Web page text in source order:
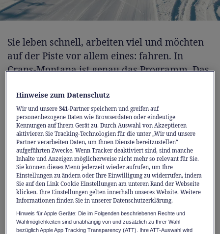
Sie leben schnell, arbeiten viel und möchten
auf der Piste vor allem eines: fahren. In
Crans-Montanaist genau das Programm. Das
die Pisten sind top präpariert. Wer noch
einen Gang höher schalten will, bucht die
FastLane an den Bahnen – und ist schneller
wieder dort, wo’s Spass macht: auf der
nächsten Abfahrt. Von 1'500 bis 3'000 Meter
Höhe, am Fuss des Plaine-Morte-Gletschers,
finden Sie Pisten für jeden Stil und jedes
Level. Kurz: Hier wird aus Leistung
Vergnügen – und aus dem Skitag ein richtig
guter Flow-Tag.
Hinweise zum Datenschutz
Wir und unsere341-Partner speichern und greifen auf
personenbezogene Daten wie Browserdaten oder eindeutige
Kennungen auf Ihrem Gerät zu. Durch Auswahl von Akzeptieren
aktivieren Sie Tracking-Technologien für die unter „Wir und unsere
Partner verarbeiten Daten, um Ihnen Dienste bereitzustellen“
aufgeführten Zwecke. Wenn Tracker deaktiviert sind, sind manche
Inhalte und Anzeigen möglicherweise nicht mehr so relevant für Sie.
Sie können dieses Menü jederzeit wieder aufrufen, um Ihre
Einstellungen zu ändern oder Ihre Einwilligung zu widerrufen, indem
Sie auf den Link Cookie Einstellungen am unteren Rand der Webseite
klicken. Ihre Einstellungen gelten innerhalb unseres Website. Weitere
Informationen finden Sie in unserer Datenschutzerklärung.
Hinweis für Apple Geräte: Die im Folgenden beschriebenen Rechte und
Wahlmöglichkeiten sind unabhängig von und zusätzlich zu Ihrer Wahl
bezüglich Apple App Tracking Transparency (ATT). Ihre ATT-Auswahl wird